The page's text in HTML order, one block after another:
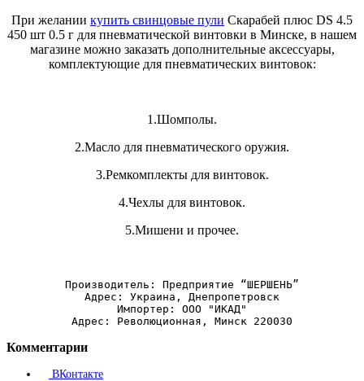
При желании купить свинцовые пули Скарабей плюс DS 4.5
450 шт 0.5 г для пневматической винтовки в Минске, в нашем
магазине можно заказать дополнительные аксессуары,
комплектующие для пневматических винтовок:
1.Шомполы.
2.Масло для пневматического оружия.
3.Ремкомплекты для винтовок.
4.Чехлы для винтовок.
5.Мишени и прочее.
Производитель: Предприятие “ШЕРШЕНЬ”
Адрес: Украина, Днепропетровск
Импортер: ООО "ИКАД"
Адрес: Революционная, Минск 220030
Комментарии
ВКонтакте